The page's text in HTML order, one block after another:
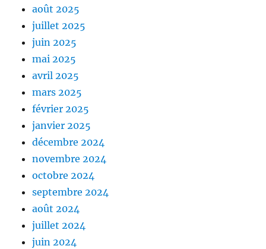
août 2025
juillet 2025
juin 2025
mai 2025
avril 2025
mars 2025
février 2025
janvier 2025
décembre 2024
novembre 2024
octobre 2024
septembre 2024
août 2024
juillet 2024
juin 2024